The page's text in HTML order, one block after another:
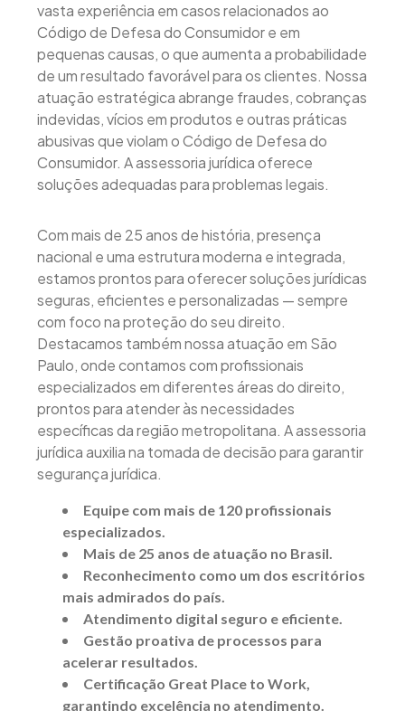
vasta experiência em casos relacionados ao
Código de Defesa do Consumidor e em
pequenas causas, o que aumenta a probabilidade
de um resultado favorável para os clientes. Nossa
atuação estratégica abrange fraudes, cobranças
indevidas, vícios em produtos e outras práticas
abusivas que violam o Código de Defesa do
Consumidor. A assessoria jurídica oferece
soluções adequadas para problemas legais.
Com mais de 25 anos de história, presença
nacional e uma estrutura moderna e integrada,
estamos prontos para oferecer soluções jurídicas
seguras, eficientes e personalizadas — sempre
com foco na proteção do seu direito.
Destacamos também nossa atuação em São
Paulo, onde contamos com profissionais
especializados em diferentes áreas do direito,
prontos para atender às necessidades
específicas da região metropolitana. A assessoria
jurídica auxilia na tomada de decisão para garantir
segurança jurídica.
Equipe com mais de 120 profissionais
especializados.
Mais de 25 anos de atuação no Brasil.
Reconhecimento como um dos escritórios
mais admirados do país.
Atendimento digital seguro e eficiente.
Gestão proativa de processos para
acelerar resultados.
Certificação Great Place to Work,
garantindo excelência no atendimento.